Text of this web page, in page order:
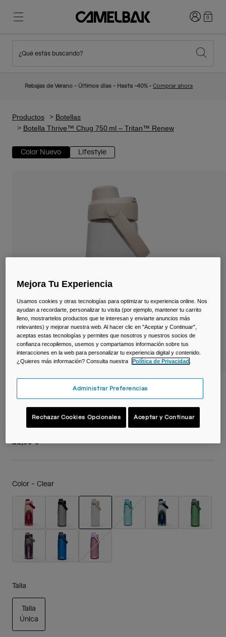
Novedades
Mochilas Hidratación
Bolsas Bici
Bolsas Hidratación
Accessorios
Ver todo
Senderismo
Viajar y estilo de vida
Adiós a los desechables
Iniciar0
¿Qué estás buscando?
Rebajas de Verano - Últimos días - Hasta -40% -Comprar ahora
Productos
Botellas
Botella Thrive™ Chug 750 ml – Tritan™ Renew
Color Nuevo Lifestyle
Botella Thrive™ Chug 750 ml – Tritan™
Renew
N.º de artículo38666-012-OS
21,99 €
Color - Clear
seleccionado
Talla
Talla
Única
Mejora Tu Experiencia
Usamos cookies y otras tecnologías para optimizar tu experiencia online. Nos
ayudan a recordarte, personalizar tu visita (por ejemplo, mantener tu carrito
lleno, mostrartelos productos que te interesan y enviarte anuncios más
relevantes) y mejorar nuestra web. Al hacer clic en "Aceptar y Continuar",
aceptas estas tecnologías y permites que nosotros y nuestros socios de
confianza recopilemos, usemos y compartamos información sobre tus
interacciones en la web para personalizar tu experiencia digital y contenido.
¿Quieres más información? Consulta nuestra
Política de Privacidad
Administrar Preferencias
Rechazar Cookies Opcionales Aceptar y Continuar